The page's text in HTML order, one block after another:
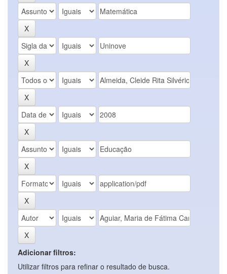
Adicionar filtros:
Utilizar filtros para refinar o resultado de busca.